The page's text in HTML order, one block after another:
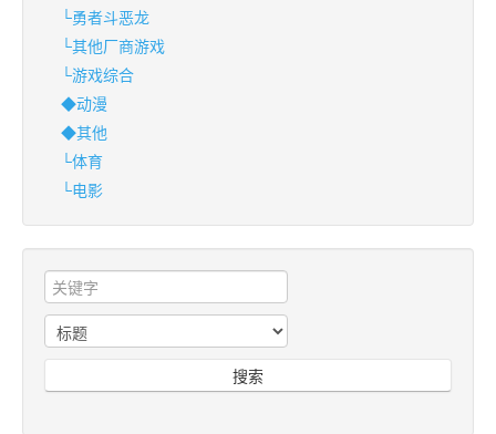
└勇者斗恶龙
└其他厂商游戏
└游戏综合
◆动漫
◆其他
└体育
└电影
搜索